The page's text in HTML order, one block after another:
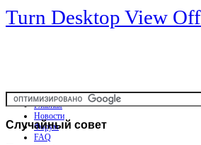
Turn Desktop View Off
Главная
Новости
Форум
FAQ
Случайный совет